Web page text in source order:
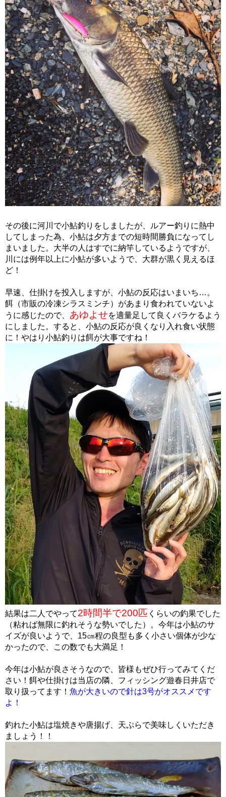
その後に河川で小鮎釣りをしましたが、ルアー釣りに熱中
してしまった為、小鮎は夕方までの短時間勝負になってし
まいました。大半の人はすでに納竿しているようですが、
川には例年以上に小鮎が多いようで、大群が黒く見えるほ
ど！
早速、仕掛けを投入しますが、小鮎の反応はいまいち…。
餌（市販の冷凍シラスミンチ）があまり食われていないよ
うに感じたので、 あゆよせを適量足して良くバラケるよう
にしました。すると、小鮎の反応が良くなり入れ食い状態
に！やはり小鮎釣りは餌が大事ですね！
結果は二人でやって2時間半で200匹 くらいの釣果でした
（粘れば無限に釣れそうな勢いでした）。今年は小鮎のサ
イズが良いようで、15㎝程の良型も多く小さい個体が少な
かったので、この数でも大満足！
今年は小鮎が良さそうなので、皆様もぜひ行ってみてくだ
さい！餌や仕掛けは当店の隣、フィッシング遊春日井店で
取り扱ってます！ 魚が大きいので針は3号がオススメです
よ！
釣れた小鮎は塩焼きや唐揚げ、天ぷらで美味しくいただき
ましょう！！